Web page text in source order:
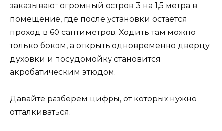
заказывают огромный остров 3 на 1,5 метра в
помещение, где после установки остается
проход в 60 сантиметров. Ходить там можно
только боком, а открыть одновременно дверцу
духовки и посудомойку становится
акробатическим этюдом.
Давайте разберем цифры, от которых нужно
отталкиваться.